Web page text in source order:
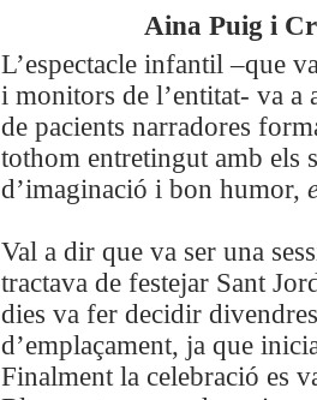
Aina Puig i
L’espectacle infantil –que
i monitors de l’entitat- va a
de pacients narradores
tothom entretingut amb els
d’imaginació i bon humor,
Val a dir que va ser una
tractava de festejar Sant
dies va fer decidir
d’emplaçament, ja que
Finalment la celebració es